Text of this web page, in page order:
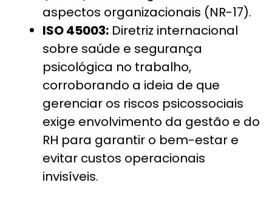
aspectos organizacionais (NR-17).
ISO 45003: Diretriz internacional
sobre saúde e segurança
psicológica no trabalho,
corroborando a ideia de que
gerenciar os riscos psicossociais
exige envolvimento da gestão e do
RH para garantir o bem-estar e
evitar custos operacionais
invisíveis.